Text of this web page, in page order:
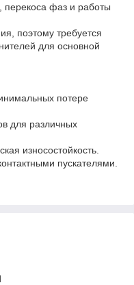
перекоса фаз и работы
поэтому требуется
для основной
потере
для различных
износостойкость.
пускателями.